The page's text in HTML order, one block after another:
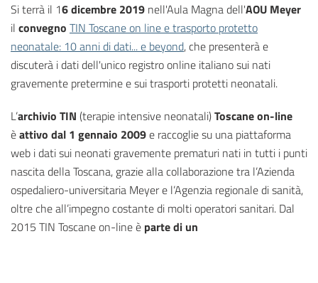
Si terrà il 16 dicembre 2019 nell'Aula Magna dell'AOU Meyer
il convegno TIN Toscane on line e trasporto protetto
neonatale: 10 anni di dati... e beyond, che presenterà e
discuterà i dati dell'unico registro online italiano sui nati
gravemente pretermine e sui trasporti protetti neonatali.
L’archivio TIN (terapie intensive neonatali)Toscane on-line
èattivo dal 1 gennaio 2009e raccoglie su una piattaforma
web i dati sui neonati gravemente prematuri nati in tutti i punti
nascita della Toscana, grazie alla collaborazione tra l’Azienda
ospedaliero-universitaria Meyer e l’Agenzia regionale di sanità,
oltre che all’impegno costante di molti operatori sanitari. Dal
2015 TIN Toscane on-line è parte di un